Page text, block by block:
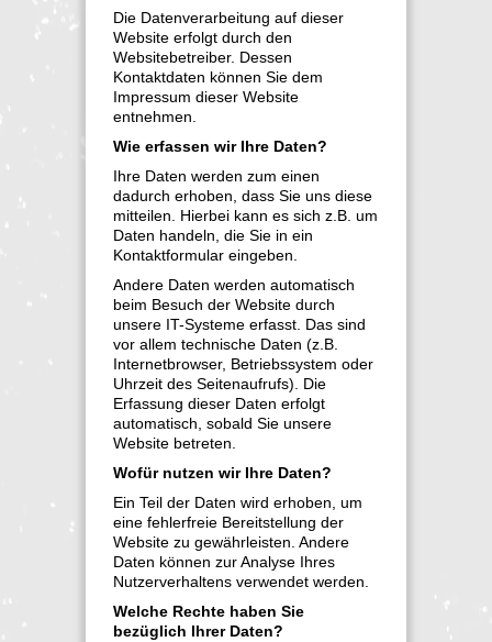
Die Datenverarbeitung auf dieser
Website erfolgt durch den
Websitebetreiber. Dessen
Kontaktdaten können Sie dem
Impressum dieser Website
entnehmen.
Wie erfassen wir Ihre Daten?
Ihre Daten werden zum einen
dadurch erhoben, dass Sie uns diese
mitteilen. Hierbei kann es sich z.B. um
Daten handeln, die Sie in ein
Kontaktformular eingeben.
Andere Daten werden automatisch
beim Besuch der Website durch
unsere IT-Systeme erfasst. Das sind
vor allem technische Daten (z.B.
Internetbrowser, Betriebssystem oder
Uhrzeit des Seitenaufrufs). Die
Erfassung dieser Daten erfolgt
automatisch, sobald Sie unsere
Website betreten.
Wofür nutzen wir Ihre Daten?
Ein Teil der Daten wird erhoben, um
eine fehlerfreie Bereitstellung der
Website zu gewährleisten. Andere
Daten können zur Analyse Ihres
Nutzerverhaltens verwendet werden.
Welche Rechte haben Sie
bezüglich Ihrer Daten?